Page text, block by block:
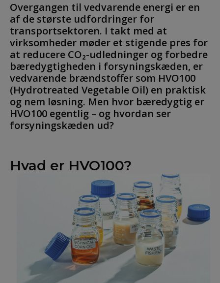
Overgangen til vedvarende energi er en
af de største udfordringer for
transportsektoren. I takt med at
virksomheder møder et stigende pres for
at reducere CO₂-udledninger og forbedre
bæredygtigheden i forsyningskæden, er
vedvarende brændstoffer som HVO100
(Hydrotreated Vegetable Oil) en praktisk
og nem løsning. Men hvor bæredygtig er
HVO100 egentlig – og hvordan ser
forsyningskæden ud?
Hvad er HVO100?